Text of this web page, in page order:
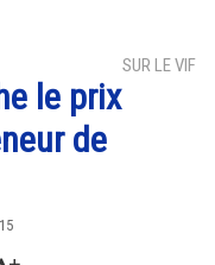
SUR LE VIF
le prix
de